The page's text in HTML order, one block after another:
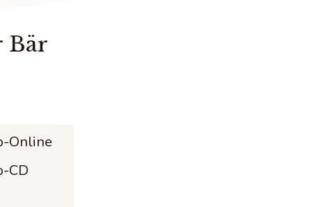
Bär
Online
CD